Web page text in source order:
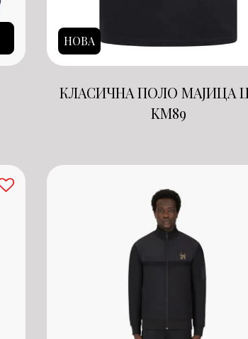
НОВА
КЛАСИЧНА ПОЛО МАЈИЦА
KM89